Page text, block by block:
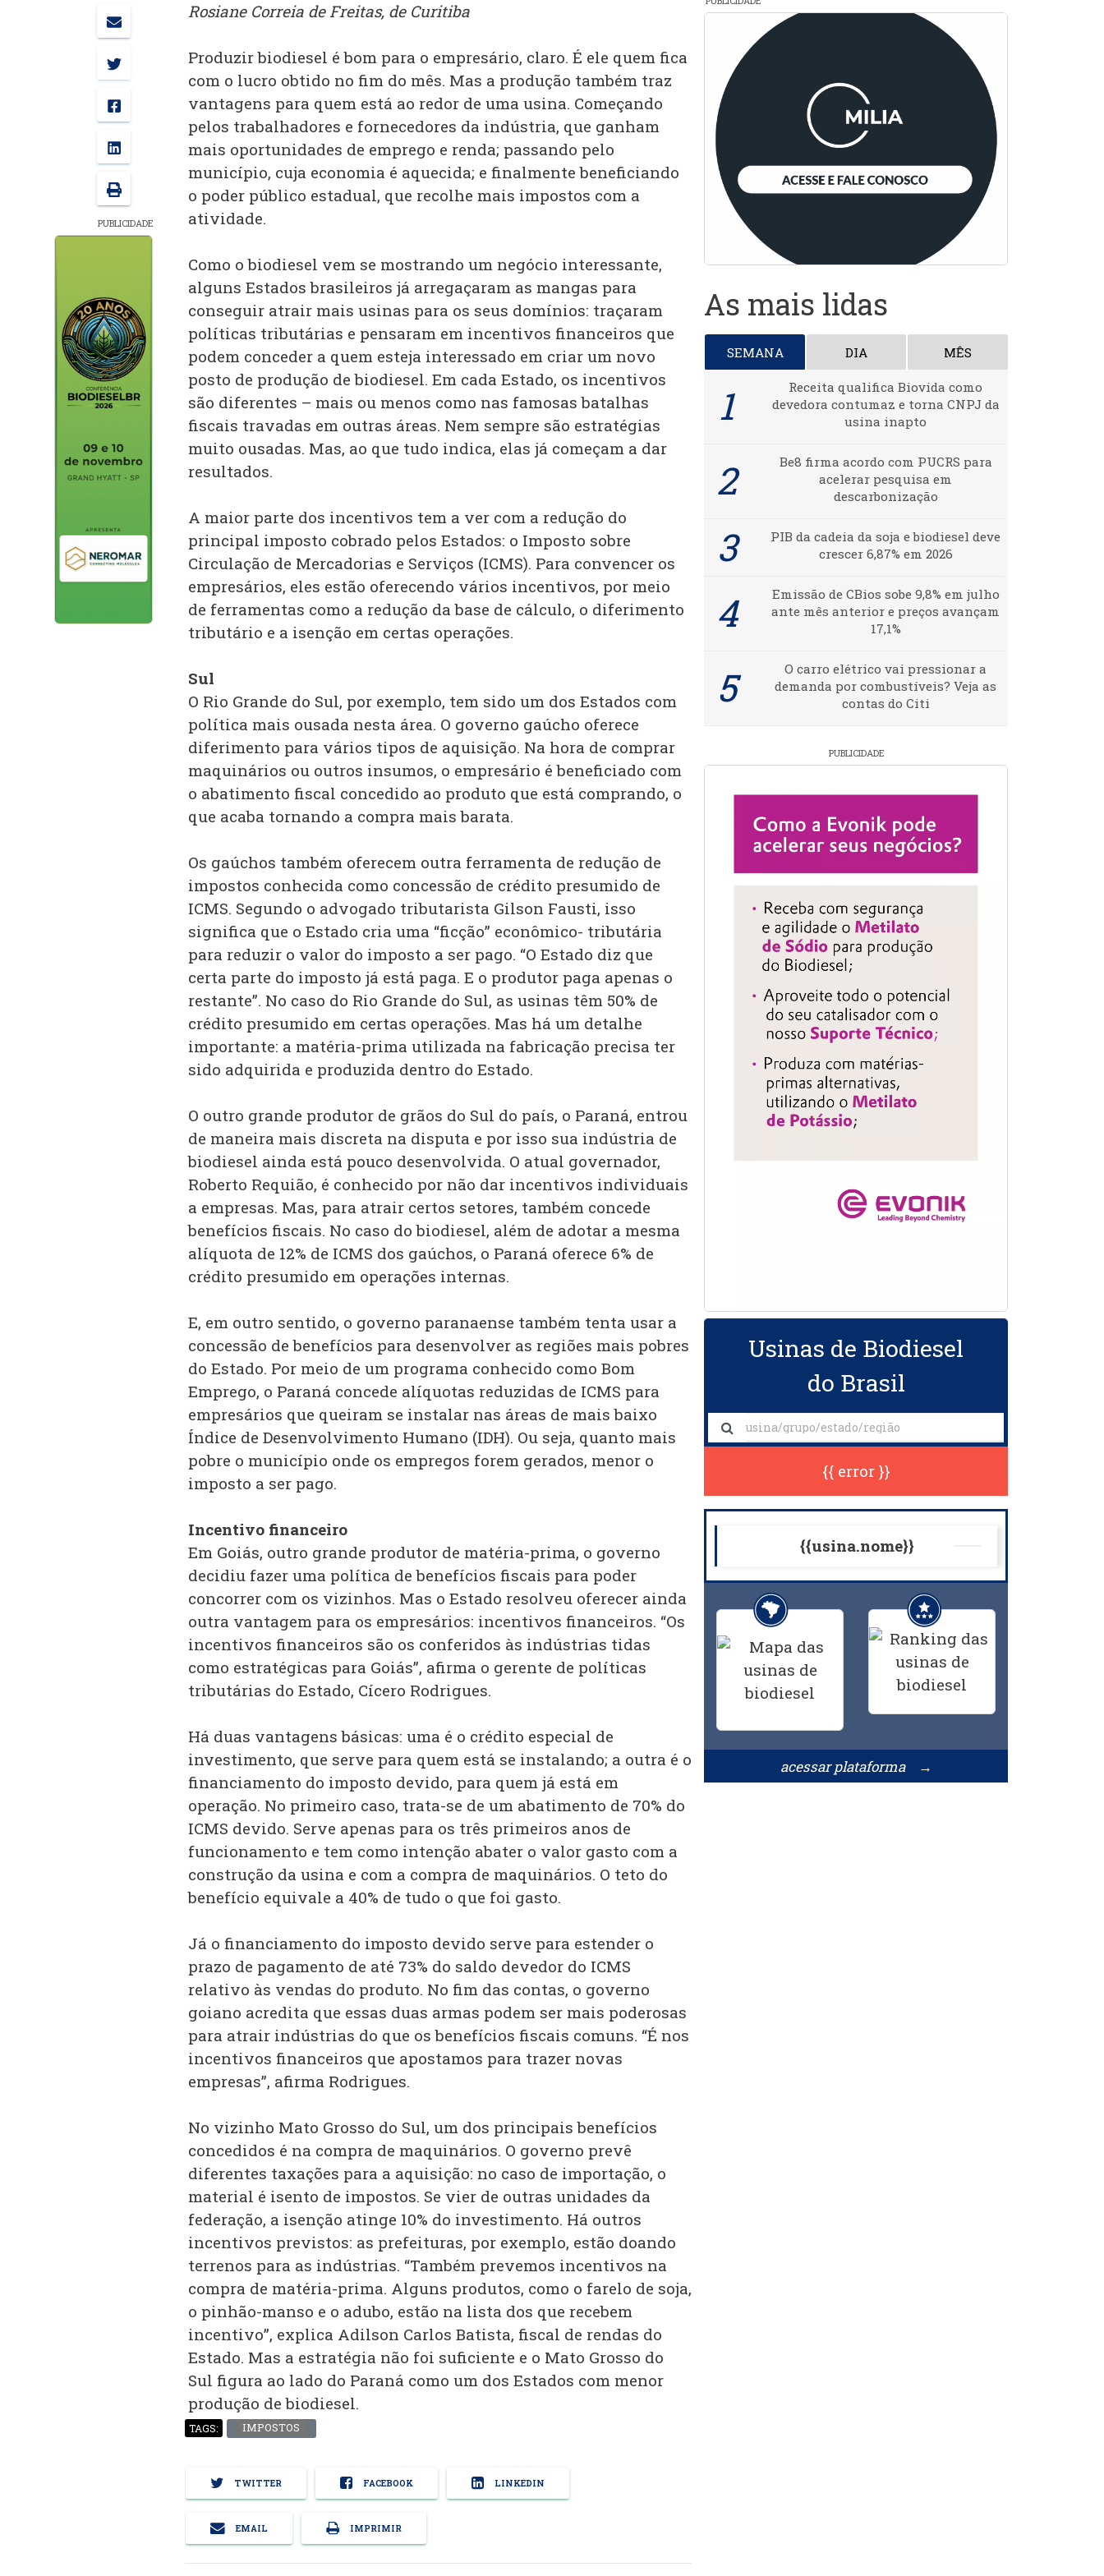
PUBLICIDADE
Rosiane Correia de Freitas, de Curitiba
Produzir biodiesel é bom para o empresário, claro. É ele quem fica
com o lucro obtido no fim do mês. Mas a produção também traz
vantagens para quem está ao redor de uma usina. Começando
pelos trabalhadores e fornecedores da indústria, que ganham
mais oportunidades de emprego e renda; passando pelo
município, cuja economia é aquecida; e finalmente beneficiando
o poder público estadual, que recolhe mais impostos com a
atividade.
Como o biodiesel vem se mostrando um negócio interessante,
alguns Estados brasileiros já arregaçaram as mangas para
conseguir atrair mais usinas para os seus domínios: traçaram
políticas tributárias e pensaram em incentivos financeiros que
podem conceder a quem esteja interessado em criar um novo
posto de produção de biodiesel. Em cada Estado, os incentivos
são diferentes – mais ou menos como nas famosas batalhas
fiscais travadas em outras áreas. Nem sempre são estratégias
muito ousadas. Mas, ao que tudo indica, elas já começam a dar
resultados.
A maior parte dos incentivos tem a ver com a redução do
principal imposto cobrado pelos Estados: o Imposto sobre
Circulação de Mercadorias e Serviços (ICMS). Para convencer os
empresários, eles estão oferecendo vários incentivos, por meio
de ferramentas como a redução da base de cálculo, o diferimento
tributário e a isenção em certas operações.
Sul
O Rio Grande do Sul, por exemplo, tem sido um dos Estados com
política mais ousada nesta área. O governo gaúcho oferece
diferimento para vários tipos de aquisição. Na hora de comprar
maquinários ou outros insumos, o empresário é beneficiado com
o abatimento fiscal concedido ao produto que está comprando, o
que acaba tornando a compra mais barata.
Os gaúchos também oferecem outra ferramenta de redução de
impostos conhecida como concessão de crédito presumido de
ICMS. Segundo o advogado tributarista Gilson Fausti, isso
significa que o Estado cria uma “ficção” econômico- tributária
para reduzir o valor do imposto a ser pago. “O Estado diz que
certa parte do imposto já está paga. E o produtor paga apenas o
restante”. No caso do Rio Grande do Sul, as usinas têm 50% de
crédito presumido em certas operações. Mas há um detalhe
importante: a matéria-prima utilizada na fabricação precisa ter
sido adquirida e produzida dentro do Estado.
O outro grande produtor de grãos do Sul do país, o Paraná, entrou
de maneira mais discreta na disputa e por isso sua indústria de
biodiesel ainda está pouco desenvolvida. O atual governador,
Roberto Requião, é conhecido por não dar incentivos individuais
a empresas. Mas, para atrair certos setores, também concede
benefícios fiscais. No caso do biodiesel, além de adotar a mesma
alíquota de 12% de ICMS dos gaúchos, o Paraná oferece 6% de
crédito presumido em operações internas.
E, em outro sentido, o governo paranaense também tenta usar a
concessão de benefícios para desenvolver as regiões mais pobres
do Estado. Por meio de um programa conhecido como Bom
Emprego, o Paraná concede alíquotas reduzidas de ICMS para
empresários que queiram se instalar nas áreas de mais baixo
Índice de Desenvolvimento Humano (IDH). Ou seja, quanto mais
pobre o município onde os empregos forem gerados, menor o
imposto a ser pago.
Incentivo financeiro
Em Goiás, outro grande produtor de matéria-prima, o governo
decidiu fazer uma política de benefícios fiscais para poder
concorrer com os vizinhos. Mas o Estado resolveu oferecer ainda
outra vantagem para os empresários: incentivos financeiros. “Os
incentivos financeiros são os conferidos às indústrias tidas
como estratégicas para Goiás”, afirma o gerente de políticas
tributárias do Estado, Cícero Rodrigues.
Há duas vantagens básicas: uma é o crédito especial de
investimento, que serve para quem está se instalando; a outra é o
financiamento do imposto devido, para quem já está em
operação. No primeiro caso, trata-se de um abatimento de 70% do
ICMS devido. Serve apenas para os três primeiros anos de
funcionamento e tem como intenção abater o valor gasto com a
construção da usina e com a compra de maquinários. O teto do
benefício equivale a 40% de tudo o que foi gasto.
Já o financiamento do imposto devido serve para estender o
prazo de pagamento de até 73% do saldo devedor do ICMS
relativo às vendas do produto. No fim das contas, o governo
goiano acredita que essas duas armas podem ser mais poderosas
para atrair indústrias do que os benefícios fiscais comuns. “É nos
incentivos financeiros que apostamos para trazer novas
empresas”, afirma Rodrigues.
No vizinho Mato Grosso do Sul, um dos principais benefícios
concedidos é na compra de maquinários. O governo prevê
diferentes taxações para a aquisição: no caso de importação, o
material é isento de impostos. Se vier de outras unidades da
federação, a isenção atinge 10% do investimento. Há outros
incentivos previstos: as prefeituras, por exemplo, estão doando
terrenos para as indústrias. “Também prevemos incentivos na
compra de matéria-prima. Alguns produtos, como o farelo de soja,
o pinhão-manso e o adubo, estão na lista dos que recebem
incentivo”, explica Adilson Carlos Batista, fiscal de rendas do
Estado. Mas a estratégia não foi suficiente e o Mato Grosso do
Sul figura ao lado do Paraná como um dos Estados com menor
produção de biodiesel.
TAGS: IMPOSTOS
TWITTER FACEBOOK LINKEDIN
EMAIL IMPRIMIR
As mais lidas
SEMANA DIA MÊS
Receita qualifica Biovida como
devedora contumaz e torna CNPJ da
usina inapto
Be8 firma acordo com PUCRS para
acelerar pesquisa em
descarbonização
PIB da cadeia da soja e biodiesel deve
crescer 6,87% em 2026
Emissão de CBios sobe 9,8% em julho
ante mês anterior e preços avançam
17,1%
O carro elétrico vai pressionar a
demanda por combustíveis? Veja as
contas do Citi
PUBLICIDADE
Usinas de Biodiesel
do Brasil
{{ error }}
{{usina.nome}}
acessar plataforma →